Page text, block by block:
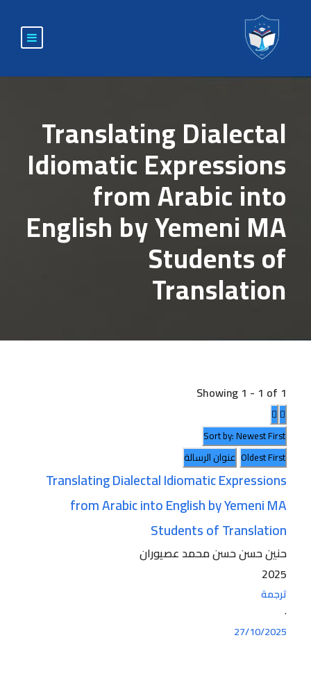
Translating Dialectal
Idiomatic Expressions
from Arabic into
English by Yemeni MA
Students of
Translation
Showing 1 - 1 of 1
Sort by: Newest First
Oldest First عنوان الرسالة
Translating Dialectal Idiomatic Expressions
from Arabic into English by Yemeni MA
Students of Translation
حنين حسن حسن محمد عصيوران
2025
ترجمة
·
27/10/2025